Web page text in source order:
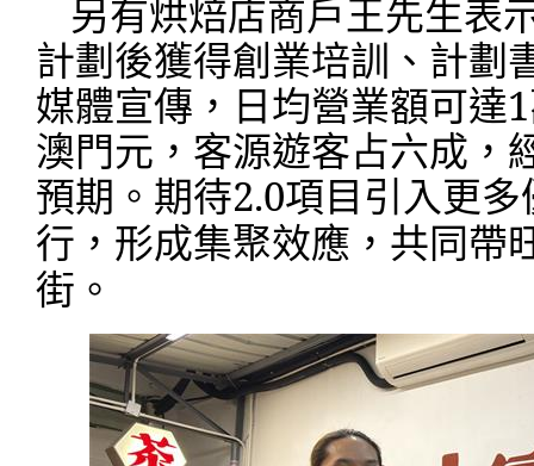
另有烘焙店商戶王先生表
計劃後獲得創業培訓、計劃
媒體宣傳，日均營業額可達1
澳門元，客源遊客占六成，
預期。期待2.0項目引入更多
行，形成集聚效應，共同帶
街。